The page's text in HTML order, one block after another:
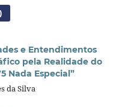
e Entendimentos
pela Realidade do
Nada Especial”
da Silva